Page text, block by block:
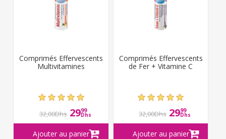
Comprimés Effervescents
Multivitamines
32,00Dhs 2999
Dhs
Comprimés Effervescents
de Fer + Vitamine C
32,00Dhs 2999
Dhs